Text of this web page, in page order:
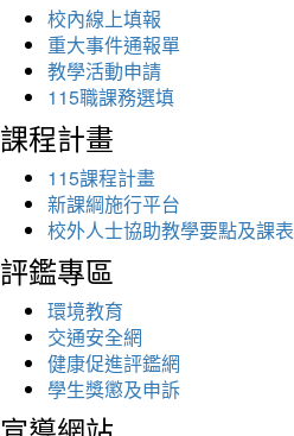
校內線上填報
重大事件通報單
教學活動申請
115職課務選填
課程計畫
115課程計畫
新課綱施行平台
校外人士協助教學要點及課表
評鑑專區
環境教育
交通安全網
健康促進評鑑網
學生獎懲及申訴